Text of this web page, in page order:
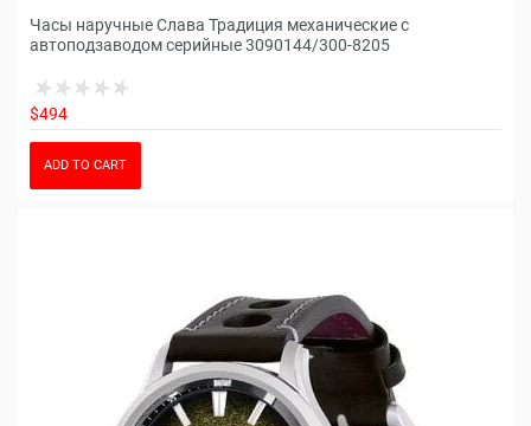
Часы наручные Слава Традиция механические с
автоподзаводом серийные 3090144/300-8205
$494
ADD TO CART